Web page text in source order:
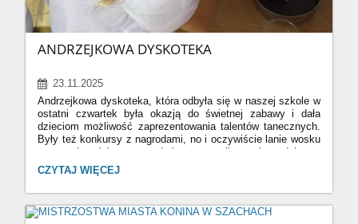
ANDRZEJKOWA DYSKOTEKA
23.11.2025
Andrzejkowa dyskoteka, która odbyła się w naszej szkole w
ostatni czwartek była okazją do świetnej zabawy i dała
dzieciom możliwość zaprezentowania talentów tanecznych.
Były też konkursy z nagrodami, no i oczywiście lanie wosku
, a nietuzinkową atrakcję stanowiła najprawdziwsza
fotobudkaGdy trzeba było nieco odetchnąć od tańca, to
można było skorzystać z przekąsek i pysznych ciast
zapewnili rodzice.Rada Rodziców Szkoła Gosławicei pan
Dariusz Kuligdziękujemy!
ANDRZEJKOWA
CZYTAJ WIĘCEJ